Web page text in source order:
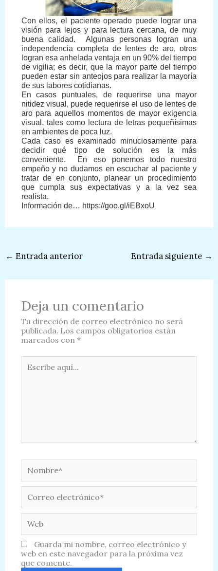
Con ellos, el paciente operado puede lograr una
visión para lejos y para lectura cercana, de muy
buena calidad.
Algunas personas logran una
independencia completa de lentes de aro, otros
logran esa anhelada ventaja en un 90% del tiempo
de vigilia; es decir, que la mayor parte del tiempo
pueden estar sin anteojos para realizar la mayoría
de sus labores cotidianas.
En casos puntuales, de requerirse una mayor
nitidez visual, puede requerirse el uso de lentes de
aro para aquellos momentos de mayor exigencia
visual, tales como lectura de letras pequeñísimas
en ambientes de poca luz.
Cada caso es examinado minuciosamente para
decidir qué tipo de solución es la más
conveniente.
En eso ponemos todo nuestro
empeño y no dudamos en escuchar al paciente y
tratar de en conjunto, planear un procedimiento
que cumpla sus expectativas y a la vez sea
realista.
Información de… https://goo.gl/iEBxoU
← Entrada anterior Entrada siguiente →
Deja un comentario
Tu dirección de correo electrónico no será
publicada. Los campos obligatorios están
marcados con *
Escribe
aquí...
Nombre*
Correo
electrónico*
Web
Guarda mi nombre, correo electrónico y
web en este navegador para la próxima vez
que comente.